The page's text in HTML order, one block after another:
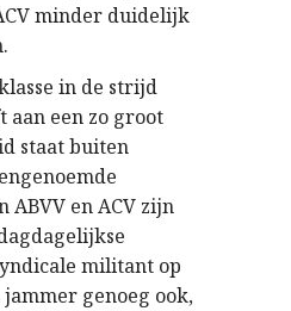
minder duidelijk
in de strijd
aan een zo groot
staat buiten
ABVV en ACV zijn
militant op
genoeg ook,